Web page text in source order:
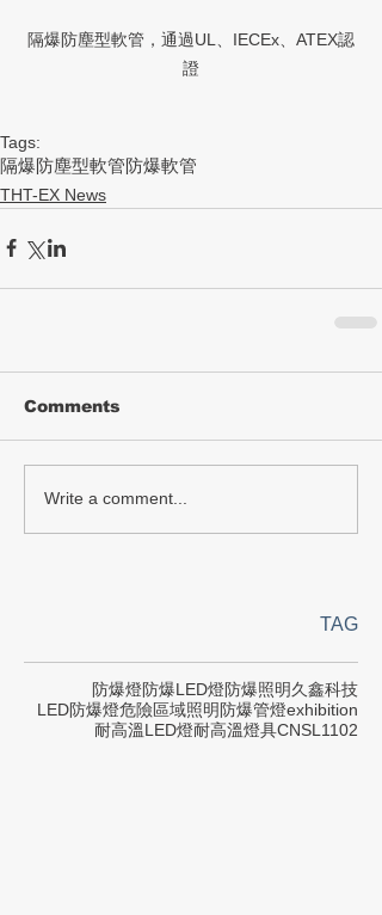
隔爆防塵型軟管，通過UL、IECEx、ATEX認
證
Tags:
隔爆防塵型軟管防爆軟管
THT-EX News
Comments
Write a comment...
TAG
防爆燈防爆LED燈防爆照明久鑫科技
LED防爆燈危險區域照明防爆管燈exhibition
耐高溫LED燈耐高溫燈具CNSL1102